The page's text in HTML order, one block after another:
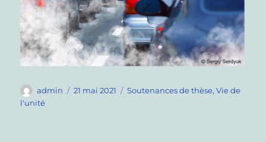
Auteur
admin
Publié
21 mai 2021 Catégories
Soutenances de thèse,Vie de
l'unité